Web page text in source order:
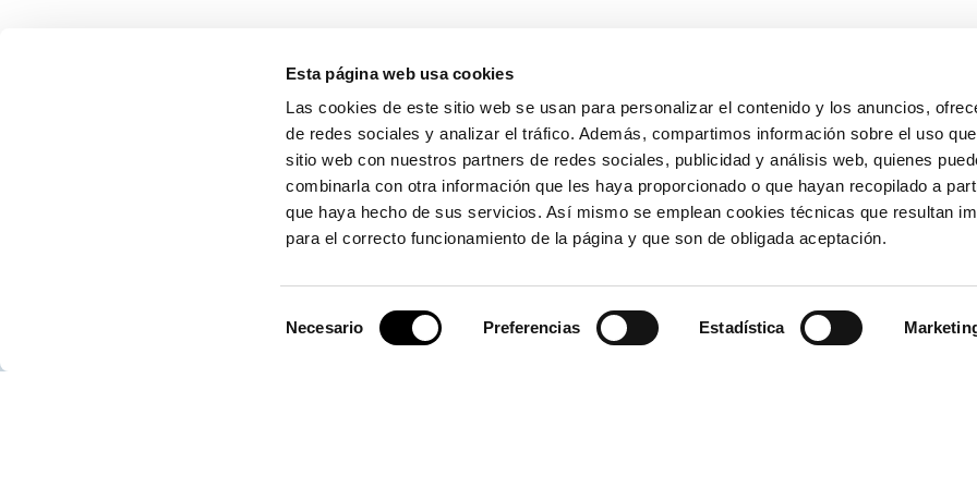
Esta página web usa cookies
Las cookies de este sitio web se usan para personalizar el contenido y los anuncios,
de redes sociales y analizar el tráfico. Además, compartimos información sobre el uso
sitio web con nuestros partners de redes sociales, publicidad y análisis web, quienes
combinarla con otra información que les haya proporcionado o que hayan recopilado a
que haya hecho de sus servicios. Así mismo se emplean cookies técnicas que resultan
para el correcto funcionamiento de la página y que son de obligada aceptación.
Necesario Preferencias Estadística
CONTÁCTANOS
963 939 500
Centro de Control de Emergencias 900 859 573*
Ministerio de
Puertos del
Derecho de
Canal Ético
Canal Externo
Asociación de